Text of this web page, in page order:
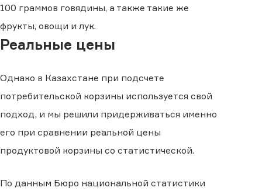
100 граммов говядины, а также такие же
фрукты, овощи и лук.
Реальные цены
Однако в Казахстане при подсчете
потребительской корзины используется свой
подход, и мы решили придерживаться именно
его при сравнении реальной цены
продуктовой корзины со статистической.
По данным Бюро национальной статистики